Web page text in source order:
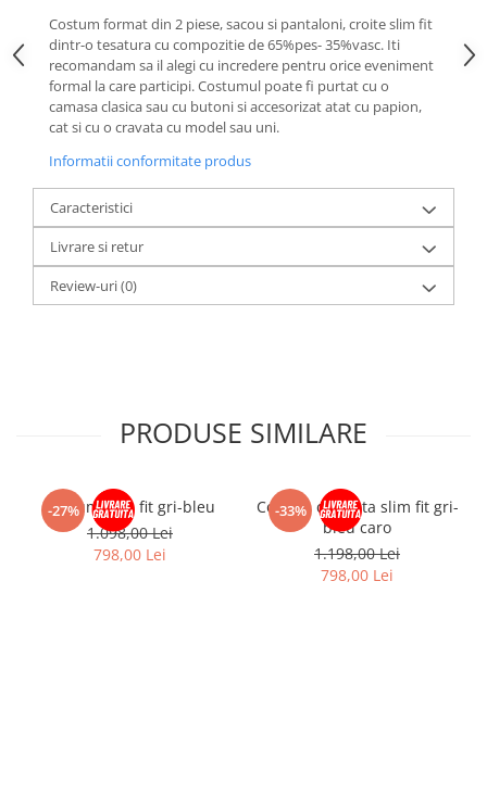
Costum format din 2 piese, sacou si pantaloni, croite slim fit
dintr-o tesatura cu compozitie de 65%pes- 35%vasc. Iti
recomandam sa il alegi cu incredere pentru orice eveniment
formal la care participi. Costumul poate fi purtat cu o
camasa clasica sau cu butoni si accesorizat atat cu papion,
cat si cu o cravata cu model sau uni.
Informatii conformitate produs
Caracteristici
Livrare si retur
Review-uri(0)
PRODUSE SIMILARE
-27%
Costum slim fit gri-bleu
1.098,00 Lei
798,00 Lei
-33%
Costum cu vesta slim fit gri-
bleu caro
1.198,00 Lei
798,00 Lei